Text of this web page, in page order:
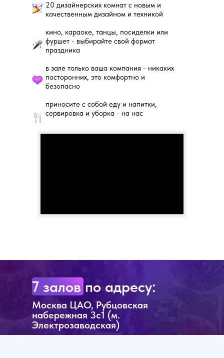
20 дизайнерских комнат с новым и
качественным дизайном и техникой
кино, караоке, танцы, посиделки или
фуршет - выбирайте свой формат
праздника
в зале только ваша компания - никаких
посторонних, это комфортно и
безопасно
приносите с собой еду и напитки,
сервировка и уборка - на нас
7 залов по адресу:
Москва ЦАО, Рубцовская
набережная 3с1 (м.
Электрозаводская)